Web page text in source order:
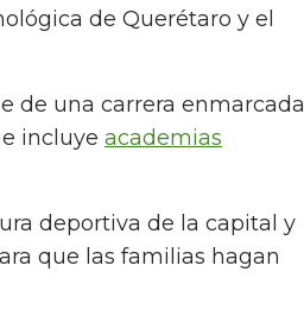
de Querétaro y el
de una carrera enmarcada
incluye academias
deportiva de la capital y
que las familias hagan